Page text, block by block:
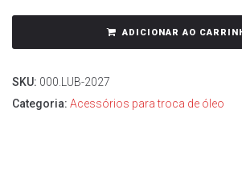
ADICIONAR AO
SKU: 000.LUB-2027
Categoria: Acessórios para troca de óleo